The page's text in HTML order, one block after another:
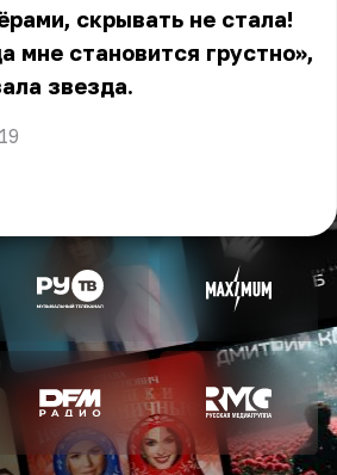
скрывать не стала!
мне становится грустно»,
звезда.